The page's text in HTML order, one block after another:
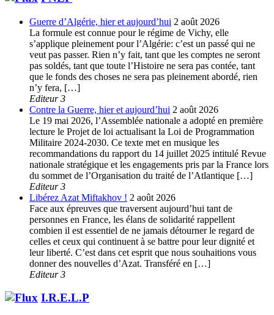
Guerre d’Algérie, hier et aujourd’hui 2 août 2026
La formule est connue pour le régime de Vichy, elle
s’applique pleinement pour l’Algérie: c’est un passé qui ne
veut pas passer. Rien n’y fait, tant que les comptes ne seront
pas soldés, tant que toute l’Histoire ne sera pas contée, tant
que le fonds des choses ne sera pas pleinement abordé, rien
n’y fera, […]
Editeur 3
Contre la Guerre, hier et aujourd’hui 2 août 2026
Le 19 mai 2026, l’Assemblée nationale a adopté en première
lecture le Projet de loi actualisant la Loi de Programmation
Militaire 2024-2030. Ce texte met en musique les
recommandations du rapport du 14 juillet 2025 intitulé Revue
nationale stratégique et les engagements pris par la France lors
du sommet de l’Organisation du traité de l’Atlantique […]
Editeur 3
Libérez Azat Miftakhov ! 2 août 2026
Face aux épreuves que traversent aujourd’hui tant de
personnes en France, les élans de solidarité rappellent
combien il est essentiel de ne jamais détourner le regard de
celles et ceux qui continuent à se battre pour leur dignité et
leur liberté. C’est dans cet esprit que nous souhaitions vous
donner des nouvelles d’Azat. Transféré en […]
Editeur 3
I.R.E.L.P